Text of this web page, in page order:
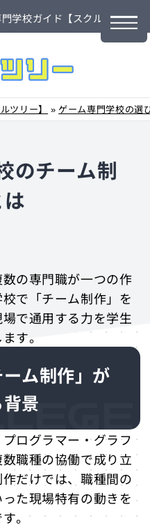
学校ガイド【スクルツリー】
ツリー】 » ゲーム専門学校の選
のチーム制
の専門職が一つの作
で「チーム制作」を
で通用する力を学生
す。
ム制作」が
景
ログラマー・グラフ
職種の協働で成り立
だけでは、職種間の
た現場特有の動きを
。